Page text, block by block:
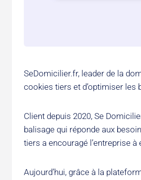
SeDomicilier.fr, leader de la
cookies tiers et d’optimiser les
Client depuis 2020, Se
balisage qui réponde aux
tiers a encouragé l’entreprise
Aujourd’hui, grâce à la